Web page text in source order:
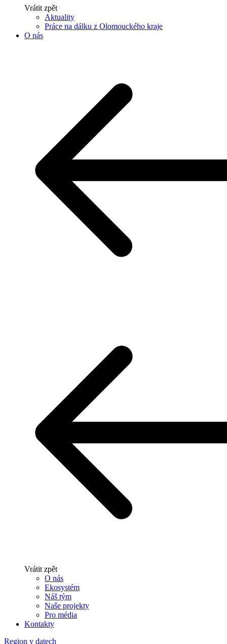
Vrátit zpět
Aktuality
Práce na dálku z Olomouckého kraje
O nás
Vrátit zpět
O nás
Ekosystém
Náš tým
Naše projekty
Pro média
Kontakty
Region v datech